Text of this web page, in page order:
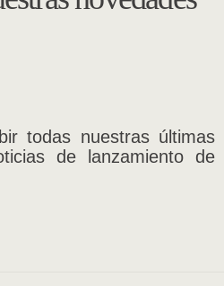
todas nuestras últimas
de lanzamiento de